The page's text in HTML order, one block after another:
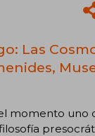
Las
momento uno